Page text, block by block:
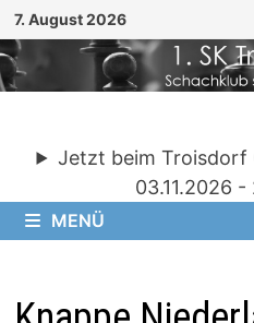
Zum
Inhalt
springen
7. August 2026
Jetzt beim Troisdorf
03.11.2026 -
MENÜ